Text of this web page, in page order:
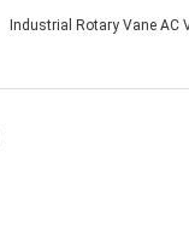
Industrial Rotary Vane AC